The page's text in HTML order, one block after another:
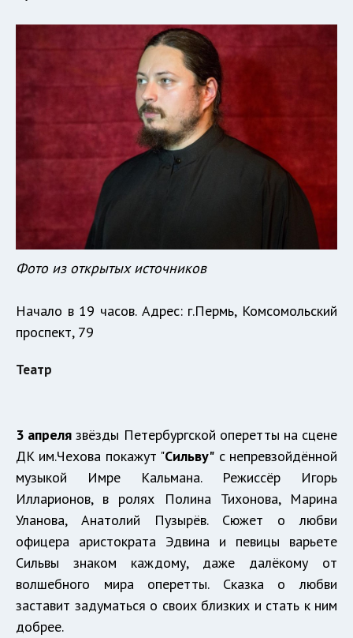
Фото из открытых источников
Начало в 19 часов. Адрес: г.Пермь, Комсомольский
проспект, 79
Театр
3 апреля звёзды Петербургской оперетты на сцене
ДК им.Чехова покажут "Сильву" с непревзойдённой
музыкой Имре Кальмана. Режиссёр Игорь
Илларионов, в ролях Полина Тихонова, Марина
Уланова, Анатолий Пузырёв. Сюжет о любви
офицера аристократа Эдвина и певицы варьете
Сильвы знаком каждому, даже далёкому от
волшебного мира оперетты. Сказка о любви
заставит задуматься о своих близких и стать к ним
добрее.